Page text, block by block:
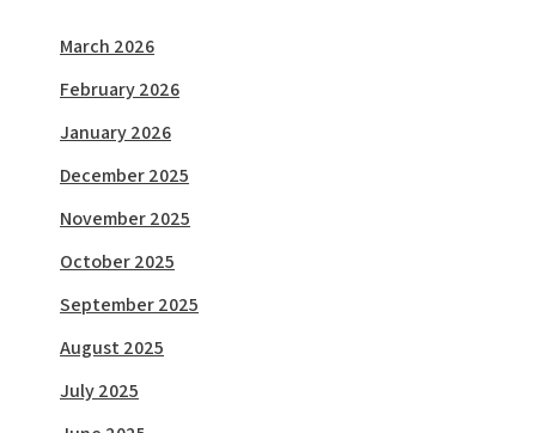
March 2026
February 2026
January 2026
December 2025
November 2025
October 2025
September 2025
August 2025
July 2025